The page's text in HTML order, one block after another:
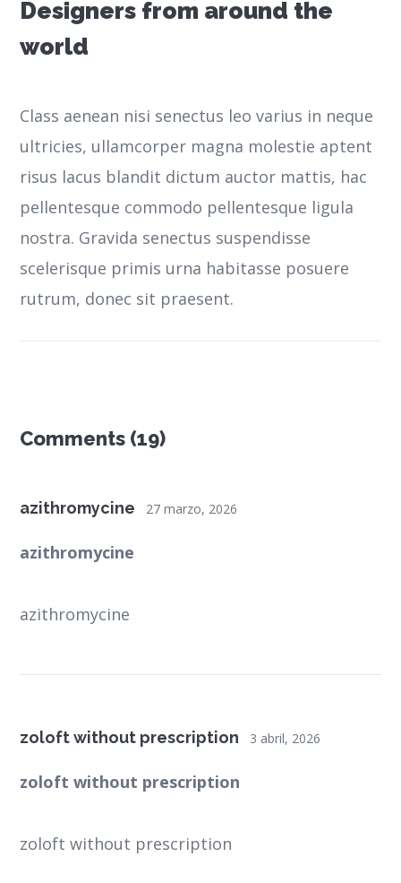
Designers from around the
world
Class aenean nisi senectus leo varius in neque
ultricies, ullamcorper magna molestie aptent
risus lacus blandit dictum auctor mattis, hac
pellentesque commodo pellentesque ligula
nostra. Gravida senectus suspendisse
scelerisque primis urna habitasse posuere
rutrum, donec sit praesent.
Comments (19)
azithromycine 27 marzo, 2026
azithromycine
azithromycine
zoloft without prescription 3 abril, 2026
zoloft without prescription
zoloft without prescription